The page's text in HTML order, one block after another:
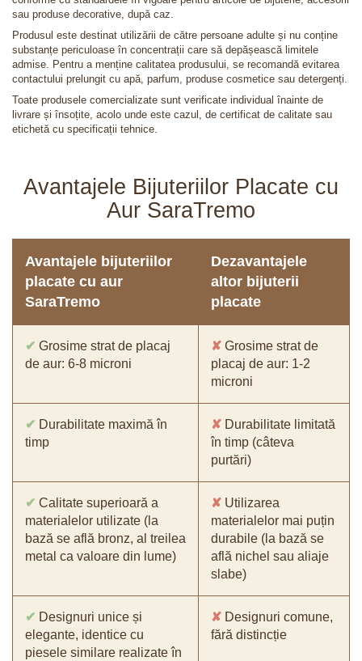
sau produse decorative, după caz.
Produsul este destinat utilizării de către persoane adulte și nu conține
substanțe periculoase în concentrații care să depășească limitele
admise. Pentru a menține calitatea produsului, se recomandă evitarea
contactului prelungit cu apă, parfum, produse cosmetice sau detergenți.
Toate produsele comercializate sunt verificate individual înainte de
livrare și însoțite, acolo unde este cazul, de certificat de calitate sau
etichetă cu specificații tehnice.
Avantajele Bijuteriilor Placate cu
Aur SaraTremo
Avantajele bijuteriilor
placate cu aur
SaraTremo
Dezavantajele
altor bijuterii
placate
✔ Grosime strat de placaj
de aur: 6-8 microni
✘ Grosime strat de
placaj de aur: 1-2
microni
✔ Durabilitate maximă în
timp
✘ Durabilitate limitată
în timp (câteva
purtări)
✔ Calitate superioară a
materialelor utilizate (la
bază se află bronz, al treilea
metal ca valoare din lume)
✘ Utilizarea
materialelor mai puțin
durabile (la bază se
află nichel sau aliaje
slabe)
✔ Designuri unice și
elegante, identice cu
piesele similare realizate în
✘ Designuri comune,
fără distincție